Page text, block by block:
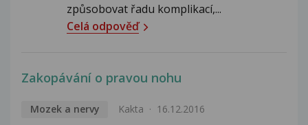
způsobovat řadu komplikací,...
Celá odpověď
Zakopávání o pravou nohu
Mozek a nervy Kakta 16.12.2016